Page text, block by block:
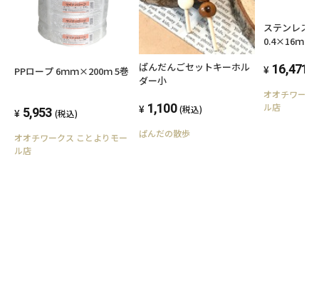
PPロープ 6ｍｍ×200ｍ 5巻
5,953 (税込)
オオチワークス ことよりモー
ル店
ぱんだんごセットキーホル
ダー小
1,100 (税込)
ぱんだの散歩
ステンレス
0.4×16ｍｍ
16,471
オオチワーク
ル店